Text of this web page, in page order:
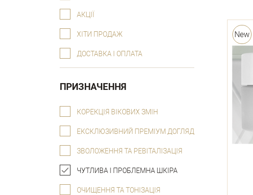
АКЦІЇ
ХІТИ ПРОДАЖ
ДОСТАВКА І ОПЛАТА
ПРИЗНАЧЕННЯ
КОРЕКЦІЯ ВІКОВИХ ЗМІН
ЕКСКЛЮЗИВНИЙ ПРЕМІУМ ДОГЛЯД
ЗВОЛОЖЕННЯ ТА РЕВІТАЛІЗАЦІЯ
ЧУТЛИВА І ПРОБЛЕМНА ШКІРА
ОЧИЩЕННЯ ТА ТОНІЗАЦІЯ
New